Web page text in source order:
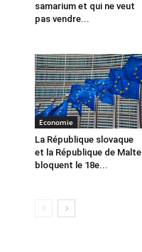
samarium et qui ne veut
pas vendre...
Economie
La République slovaque
et la République de Malte
bloquent le 18e...